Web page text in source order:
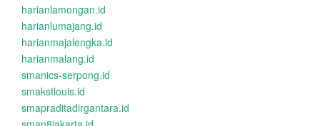
harianlamongan.id
harianlumajang.id
harianmajalengka.id
harianmalang.id
smanics-serpong.id
smakstlouis.id
smapraditadirgantara.id